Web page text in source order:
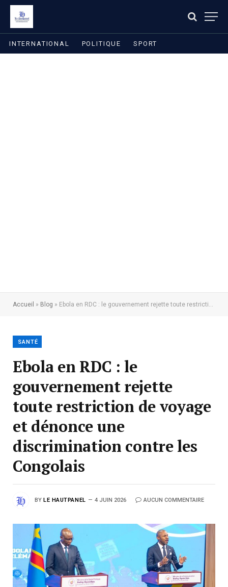
INTERNATIONAL POLITIQUE SPORT
Accueil » Blog » Ebola en RDC : le gouvernement rejette toute restriction de voyage et dénonce une discrimination contre les Congolais
SANTÉ
Ebola en RDC : le
gouvernement rejette
toute restriction de voyage
et dénonce une
discrimination contre les
Congolais
BY LE HAUTPANEL 4 JUIN 2026 AUCUN COMMENTAIRE